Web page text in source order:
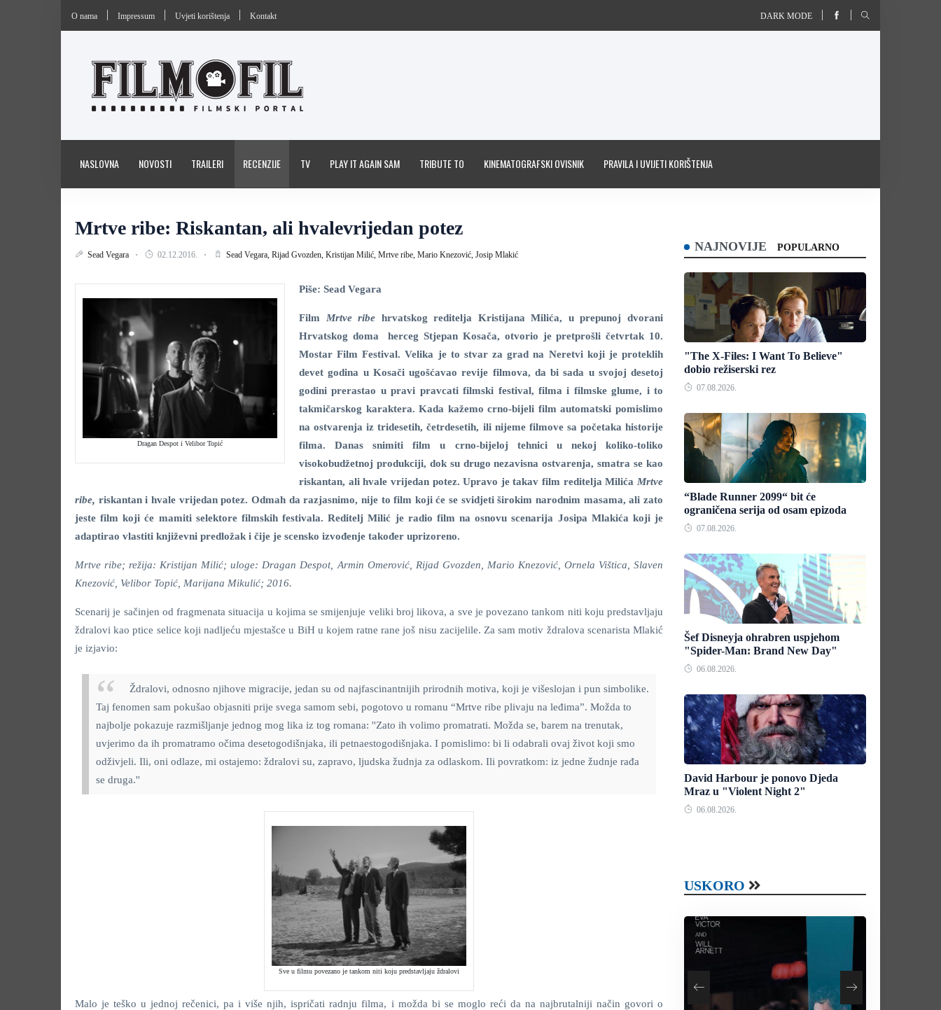
O nama Impressum Uvjeti korištenja Kontakt DARK MODE
NASLOVNA NOVOSTI TRAILERI RECENZIJE TV PLAY IT AGAIN SAM TRIBUTE TO KINEMATOGRAFSKI OVISNIK PRAVILA I UVIJETI KORIŠTENJA
Mrtve ribe: Riskantan, ali hvalevrijedan potez
Sead Vegara 02.12.2016. Sead Vegara, Rijad Gvozden, Kristijan Milić, Mrtve ribe, Mario Knezović, Josip Mlakić
Dragan Despot i Velibor Topić
Piše: Sead Vegara
Film Mrtve ribe hrvatskog reditelja Kristijana Milića, u prepunoj dvorani
Hrvatskog doma herceg Stjepan Kosača, otvorio je pretprošli četvrtak 10.
Mostar Film Festival. Velika je to stvar za grad na Neretvi koji je proteklih
devet godina u Kosači ugošćavao revije filmova, da bi sada u svojoj desetoj
godini prerastao u pravi pravcati filmski festival, filma i filmske glume, i to
takmičarskog karaktera. Kada kažemo crno-bijeli film automatski pomislimo
na ostvarenja iz tridesetih, četrdesetih, ili nijeme filmove sa početaka historije
filma. Danas snimiti film u crno-bijeloj tehnici u nekoj koliko-toliko
visokobudžetnoj produkciji, dok su drugo nezavisna ostvarenja, smatra se kao
riskantan, ali hvale vrijedan potez. Upravo je takav film reditelja Milića Mrtve
ribe, riskantan i hvale vrijedan potez. Odmah da razjasnimo, nije to film koji će se svidjeti širokim narodnim masama, ali zato
jeste film koji će mamiti selektore filmskih festivala. Reditelj Milić je radio film na osnovu scenarija Josipa Mlakića koji je
adaptirao vlastiti književni predložak i čije je scensko izvođenje također uprizoreno.
Mrtve ribe; režija: Kristijan Milić; uloge: Dragan Despot, Armin Omerović, Rijad Gvozden, Mario Knezović, Ornela Vištica, Slaven
Knezović, Velibor Topić, Marijana Mikulić; 2016.
Scenarij je sačinjen od fragmenata situacija u kojima se smijenjuje veliki broj likova, a sve je povezano tankom niti koju predstavljaju
ždralovi kao ptice selice koji nadljeću mjestašce u BiH u kojem ratne rane još nisu zacijelile. Za sam motiv ždralova scenarista Mlakić
je izjavio:
Ždralovi, odnosno njihove migracije, jedan su od najfascinantnijih prirodnih motiva, koji je višeslojan i pun simbolike.
Taj fenomen sam pokušao objasniti prije svega samom sebi, pogotovo u romanu “Mrtve ribe plivaju na leđima”. Možda to
najbolje pokazuje razmišljanje jednog mog lika iz tog romana: ''Zato ih volimo promatrati. Možda se, barem na trenutak,
uvjerimo da ih promatramo očima desetogodišnjaka, ili petnaestogodišnjaka. I pomislimo: bi li odabrali ovaj život koji smo
odživjeli. Ili, oni odlaze, mi ostajemo: ždralovi su, zapravo, ljudska žudnja za odlaskom. Ili povratkom: iz jedne žudnje rađa
se druga.''
Sve u filmu povezano je tankom niti koju predstavljaju ždralovi
Malo je teško u jednoj rečenici, pa i više njih, ispričati radnju filma, i možda bi se moglo reći da na najbrutalniji način govori o
NAJNOVIJE POPULARNO
"The X-Files: I Want To Believe"
dobio režiserski rez
07.08.2026.
“Blade Runner 2099“ bit će
ograničena serija od osam epizoda
07.08.2026.
Šef Disneyja ohrabren uspjehom
"Spider-Man: Brand New Day"
06.08.2026.
David Harbour je ponovo Djeda
Mraz u "Violent Night 2"
06.08.2026.
USKORO